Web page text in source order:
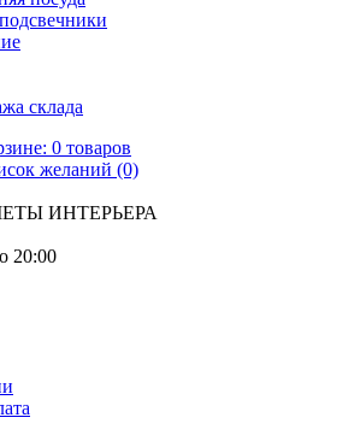
склада
0 товаров
желаний (0)
ИНТЕРЬЕРА
20:00